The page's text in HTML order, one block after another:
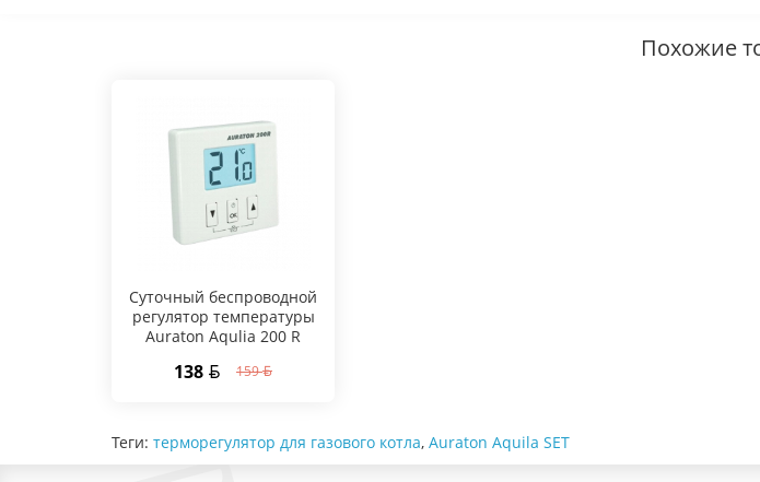
Похожие
Суточный беспроводной
регулятор температуры
Auraton Aqulia 200 R
138 159
Теги: терморегулятор для газового котла, Auraton Aquila SET